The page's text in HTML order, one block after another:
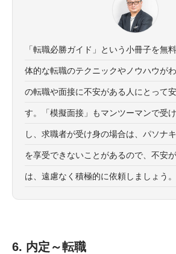
「転職必勝ガイド」という小冊子を無
体的な転職のテクニックやノウハウが
の転職や面接に不安がある人にとって
す。「模擬面接」もマンツーマンで受
し、求職者が受け身の場合は、パソナ
を享受できないことがあるので、不安
は、遠慮なく積極的に依頼しましょう。
6. 内定～転職